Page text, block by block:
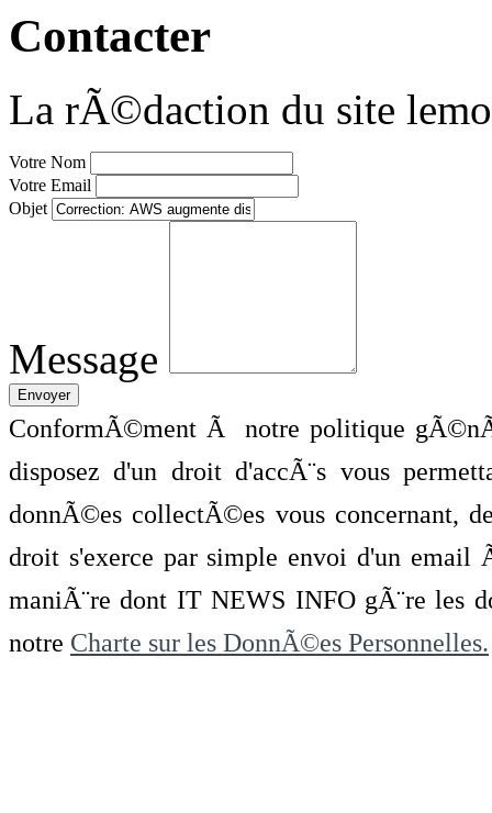
Contacter
La rÃ©daction du site
Votre Nom
Votre Email
Objet
Message
ConformÃ©ment Ã notre politique
disposez d'un droit d'accÃ¨s vous
donnÃ©es collectÃ©es vous concernant,
droit s'exerce par simple envoi d'un
maniÃ¨re dont IT NEWS INFO gÃ¨re les
notre Charte sur les DonnÃ©es Personnelles.